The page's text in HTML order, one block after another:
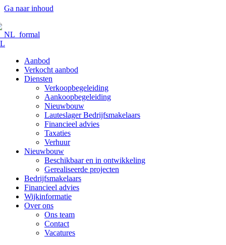
Ga naar inhoud
Aanbod
Verkocht aanbod
Diensten
Verkoopbegeleiding
Aankoopbegeleiding
Nieuwbouw
Lauteslager Bedrijfsmakelaars
Financieel advies
Taxaties
Verhuur
Nieuwbouw
Beschikbaar en in ontwikkeling
Gerealiseerde projecten
Bedrijfsmakelaars
Financieel advies
Wijkinformatie
Over ons
Ons team
Contact
Vacatures